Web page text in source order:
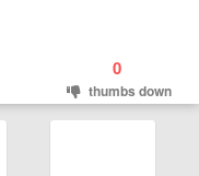
0
thumbs down